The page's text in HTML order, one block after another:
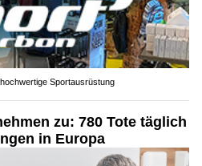
Sportausrüstung
zu: 780 Tote täglich
in Europa